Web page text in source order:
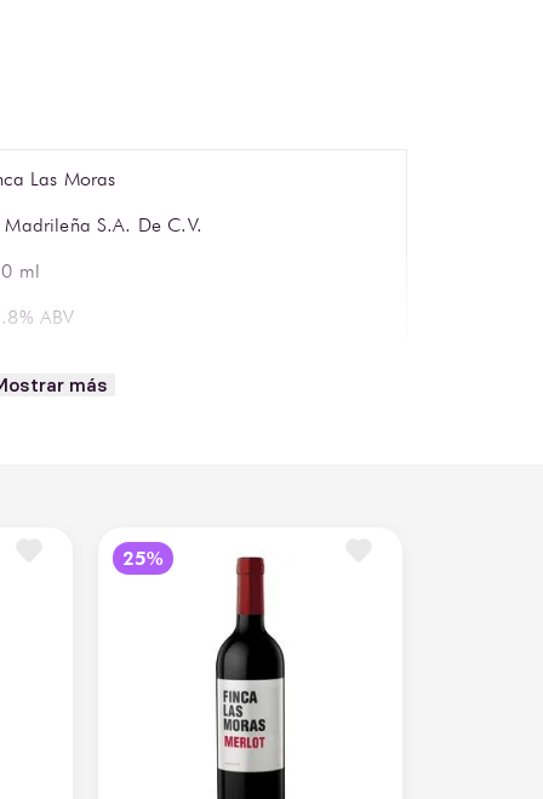
Las Moras
Madrileña S.A. De C.V.
ml
ABV
blancas, cereza, ciruela, notas florales
equilibrado con acidez fresca, final frutal
más